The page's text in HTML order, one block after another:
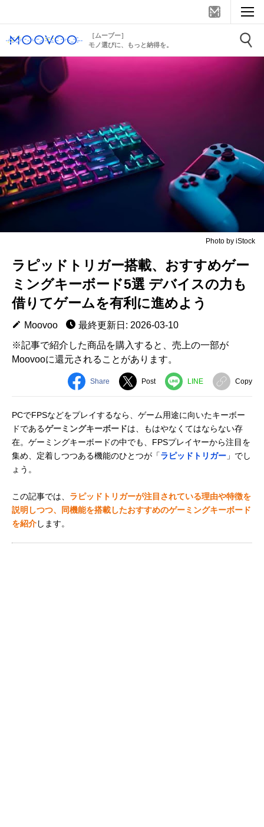
［ムーブー］
モノ選びに、もっと納得を。
Photo by iStock
ラピッドトリガー搭載、おすすめゲー
ミングキーボード5選 デバイスの力も
借りてゲームを有利に進めよう
Moovoo
最終更新日: 2026-03-10
※記事で紹介した商品を購入すると、売上の一部が
Moovooに還元されることがあります。
Share Post LINE Copy
PCでFPSなどをプレイするなら、ゲーム用途に向いたキーボー
ドであるゲーミングキーボードは、もはやなくてはならない存
在。ゲーミングキーボードの中でも、FPSプレイヤーから注目を
集め、定着しつつある機能のひとつが「ラピッドトリガー 」でし
ょう。
この記事では、 ラピッドトリガーが注目されている理由や特徴を
説明しつつ、同機能を搭載したおすすめのゲーミングキーボード
を紹介します。